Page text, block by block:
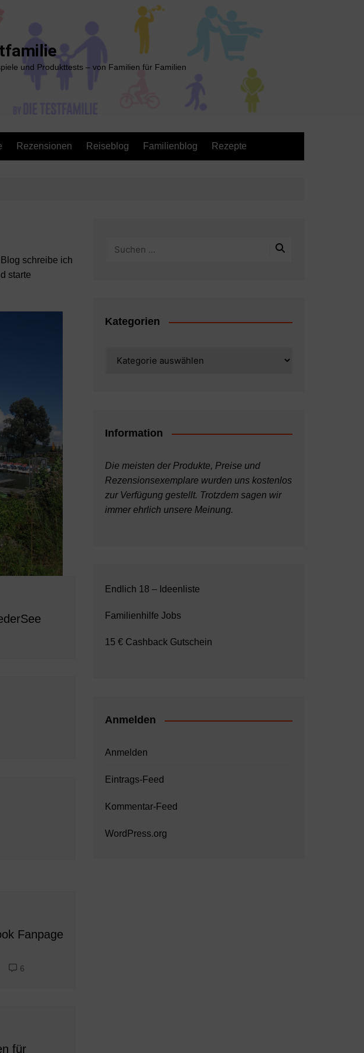
und Produkttests – von Familien für Familien
Rezensionen Reiseblog Familienblog Rezepte
schreibe ich
starte
Fanpage
6
für
Kategorien
Information
Die meisten der Produkte, Preise und
Rezensionsexemplare wurden uns kostenlos
zur Verfügung gestellt. Trotzdem sagen wir
immer ehrlich unsere Meinung.
Endlich 18 – Ideenliste
Familienhilfe Jobs
15 € Cashback Gutschein
Anmelden
Anmelden
Eintrags-Feed
Kommentar-Feed
WordPress.org